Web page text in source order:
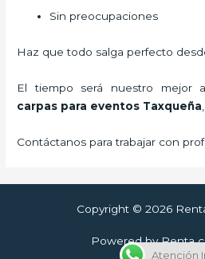
Sin preocupaciones
Haz que todo salga perfecto
El tiempo será nuestro mejor
carpas para eventos Taxqueña
Contáctanos para trabajar con
Copyright © 2026
Powered by Renta
Atención